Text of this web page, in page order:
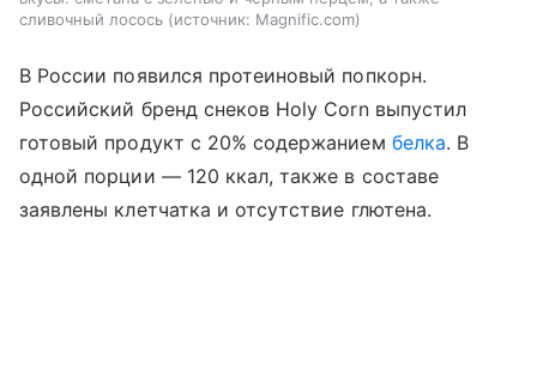
сливочный лосось
источник: Magnific.com
В России появился протеиновый попкорн.
Российский бренд снеков Holy Corn выпустил
готовый продукт с 20% содержанием белка. В
одной порции — 120 ккал, также в составе
заявлены клетчатка и отсутствие глютена.